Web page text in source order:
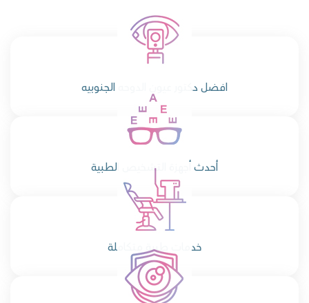
افضل دكتور عيون الدوحه الجنوبيه
أحدث أجهزة التشخيص الطبية
خدمات طبية متكاملة